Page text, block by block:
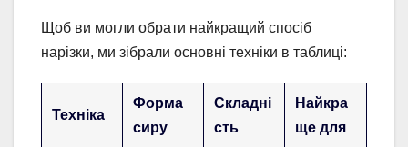
Щоб ви могли обрати найкращий спосіб
нарізки, ми зібрали основні техніки в таблиці:
Техніка
Форма
сиру
Складні
сть
Найкра
ще для